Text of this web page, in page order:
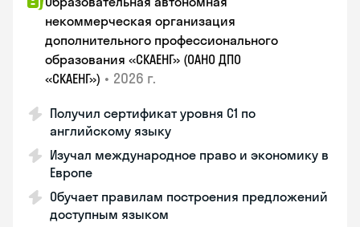
некоммерческая организация
дополнительного профессионального
образования «СКАЕНГ» (ОАНО ДПО
«СКАЕНГ») • 2026 г.
Получил сертификат уровня С1 по
английскому языку
Изучал международное право и экономику в
Европе
Обучает правилам построения предложений
доступным языком